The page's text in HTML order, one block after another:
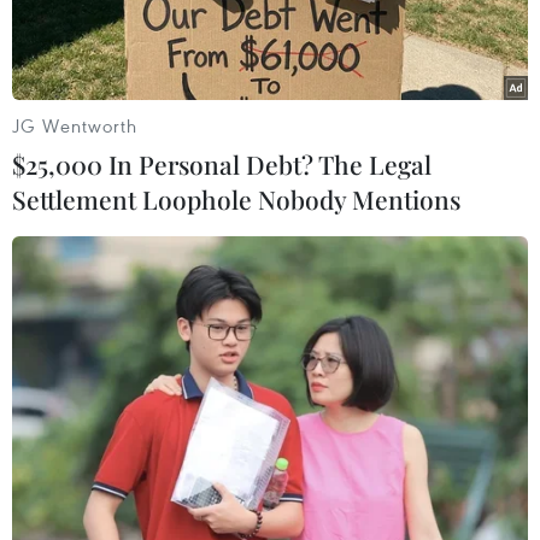
Giá chanh trái vụ tăng cao kỷ lục. Ảnh minh họa. (Ảnh: Phạm
Kiên/TTXVN)
Nhà vườn trồng chanh tại Bến Tre vui mừng vì
giá chanh trái vụ tăng cao kỷ lục 34.000-37.000
đồng/kg, đây là giá chanh cao nhất trong trong
vòng 5 năm qua.
JG Wentworth
$25,000 In Personal Debt? The Legal
Settlement Loophole Nobody Mentions